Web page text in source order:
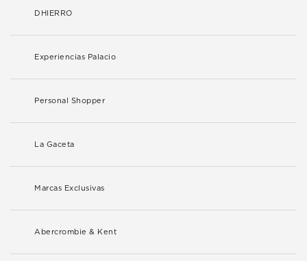
DHIERRO
Experiencias Palacio
Personal Shopper
La Gaceta
Marcas Exclusivas
Abercrombie & Kent